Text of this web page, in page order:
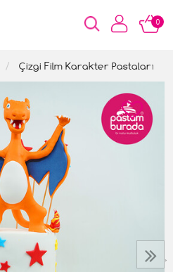
0
Çizgi Film Karakter Pastaları
›